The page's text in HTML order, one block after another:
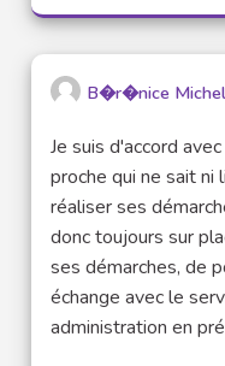
B�r�nice Michel
Je suis d'accord
proche qui ne sait ni
réaliser ses
donc toujours sur
ses démarches, de
échange avec le
administration en